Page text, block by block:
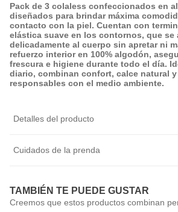
Pack de 3 colaless confeccionados en
diseñados para brindar máxima
contacto con la piel. Cuentan con
elástica suave en los contornos, que se
delicadamente al cuerpo sin apretar ni
refuerzo interior en 100% algodón,
frescura e higiene durante todo el día.
diario, combinan confort, calce natural y
responsables con el medio ambiente.
Detalles del producto
Cuidados de la prenda
TAMBIÉN TE PUEDE GUSTAR